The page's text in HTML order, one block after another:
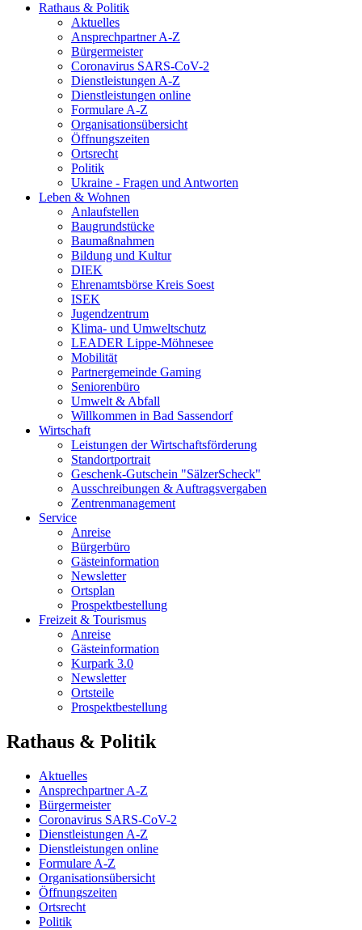
Rathaus & Politik
Aktuelles
Ansprechpartner A-Z
Bürgermeister
Coronavirus SARS-CoV-2
Dienstleistungen A-Z
Dienstleistungen online
Formulare A-Z
Organisationsübersicht
Öffnungszeiten
Ortsrecht
Politik
Ukraine - Fragen und Antworten
Leben & Wohnen
Anlaufstellen
Baugrundstücke
Baumaßnahmen
Bildung und Kultur
DIEK
Ehrenamtsbörse Kreis Soest
ISEK
Jugendzentrum
Klima- und Umweltschutz
LEADER Lippe-Möhnesee
Mobilität
Partnergemeinde Gaming
Seniorenbüro
Umwelt & Abfall
Willkommen in Bad Sassendorf
Wirtschaft
Leistungen der Wirtschaftsförderung
Standortportrait
Geschenk-Gutschein "SälzerScheck"
Ausschreibungen & Auftragsvergaben
Zentrenmanagement
Service
Anreise
Bürgerbüro
Gästeinformation
Newsletter
Ortsplan
Prospektbestellung
Freizeit & Tourismus
Anreise
Gästeinformation
Kurpark 3.0
Newsletter
Ortsteile
Prospektbestellung
Rathaus & Politik
Aktuelles
Ansprechpartner A-Z
Bürgermeister
Coronavirus SARS-CoV-2
Dienstleistungen A-Z
Dienstleistungen online
Formulare A-Z
Organisationsübersicht
Öffnungszeiten
Ortsrecht
Politik